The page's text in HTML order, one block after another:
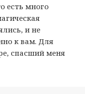
есть много
и не
к вам. Для
спасший меня